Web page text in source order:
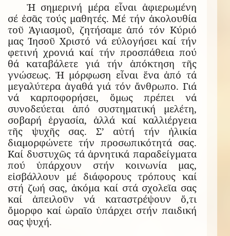
Ἡ σημερινή μέρα εἶναι ἀφιερωμένη
σέ ἐσᾶς τούς μαθητές. Μέ τήν ἀκολουθία
τοῦ Ἁγιασμοῦ, ζητήσαμε ἀπό τόν Κύριό
μας Ἰησοῦ Χριστό νά εὐλογήσει καί τήν
φετινή χρονιά καί τήν προσπάθεια πού
θά καταβάλετε γιά τήν ἀπόκτηση τῆς
γνώσεως. Ἡ μόρφωση εἶναι ἕνα ἀπό τά
μεγαλύτερα ἀγαθά γιά τόν ἄνθρωπο. Γιά
νά καρποφορήσει, ὅμως πρέπει νά
συνοδεύεται ἀπό συστηματική μελέτη,
σοβαρή ἐργασία, ἀλλά καί καλλιέργεια
τῆς ψυχῆς σας. Σ’ αὐτή τήν ἡλικία
διαμορφώνετε τήν προσωπικότητά σας.
Καί δυστυχῶς τά ἀρνητικά παραδείγματα
πού ὑπάρχουν στήν κοινωνία μας,
εἰσβάλλουν μέ διάφορους τρόπους καί
στή ζωή σας, ἀκόμα καί στά σχολεῖα σας
καί ἀπειλοῦν νά καταστρέψουν ὅ,τι
ὄμορφο καί ὡραῖο ὑπάρχει στήν παιδική
σας ψυχή.